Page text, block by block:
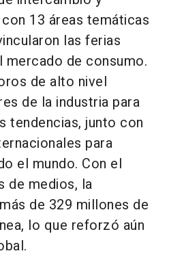
13 áreas temáticas
las ferias
de consumo.
de alto nivel
de la industria para
tendencias, junto con
para
el mundo. Con el
de medios, la
de 329 millones de
lo que reforzó aún